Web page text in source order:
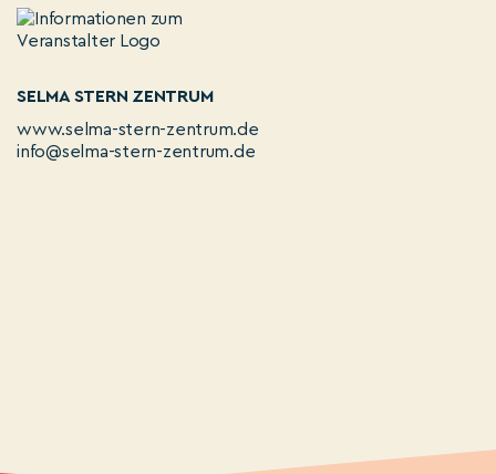
SELMA STERN ZENTRUM
www.selma-stern-zentrum.de
info@selma-stern-zentrum.de